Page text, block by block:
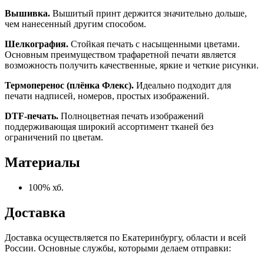
Вышивка. Вышитый принт держится значительно дольше,
чем нанесенный другим способом.
Шелкография. Стойкая печать с насыщенными цветами.
Основным преимуществом трафаретной печати является
возможность получить качественные, яркие и четкие рисунки.
Термоперенос (плёнка Флекс). Идеально подходит для
печати надписей, номеров, простых изображений.
DTF-печать. Полноцветная печать изображений
поддерживающая широкий ассортимент тканей без
ограничений по цветам.
Материалы
100% хб.
Доставка
Доставка осуществляется по Екатеринбургу, области и всей
России. Основные службы, которыми делаем отправки: